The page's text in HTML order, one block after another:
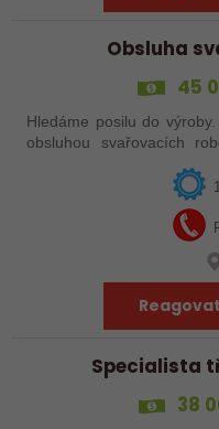
Obsluha
45
Hledáme posilu do
obsluhou svařovacích
Specialista
38